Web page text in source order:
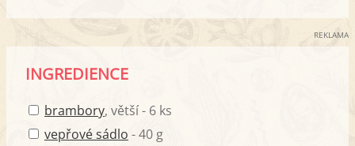
REKLAMA
INGREDIENCE
brambory, větší - 6 ks
vepřové sádlo - 40 g